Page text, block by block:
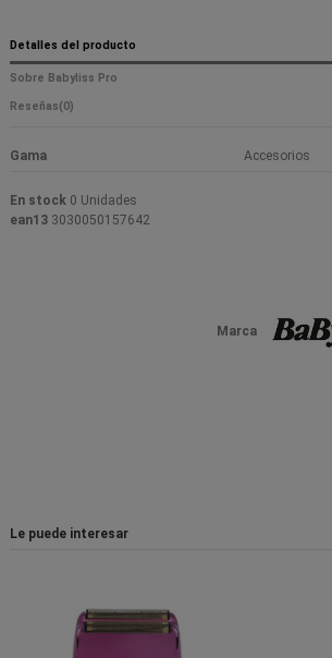
Detalles del producto
Sobre Babyliss Pro
Reseñas(0)
Gama Accesorios
Marca
En stock 0 Unidades
ean13 3030050157642
Le puede interesar